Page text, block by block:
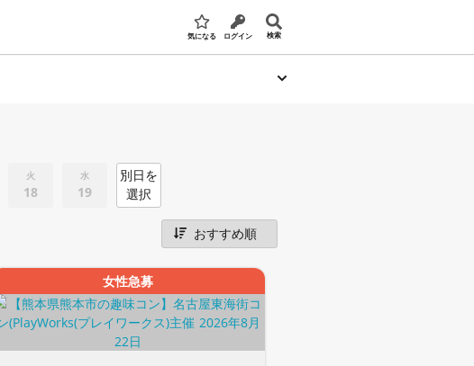
気になる ログイン 検索
火
18
水
19
別日を
選択
女性急募